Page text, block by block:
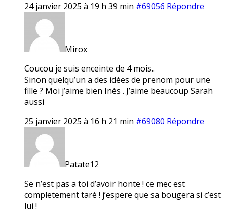
24 janvier 2025 à 19 h 39 min #69056 Répondre
Mirox
Coucou je suis enceinte de 4 mois..
Sinon quelqu’un a des idées de prenom pour une
fille ? Moi j’aime bien Inès . J’aime beaucoup Sarah
aussi
25 janvier 2025 à 16 h 21 min #69080 Répondre
Patate12
Se n’est pas a toi d’avoir honte ! ce mec est
completement taré ! j’espere que sa bougera si c’est
lui !